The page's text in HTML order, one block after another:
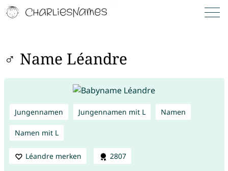
♂ Name Léandre
Jungennamen Jungennamen mit L Namen
Namen mit L
Léandre merken 2807